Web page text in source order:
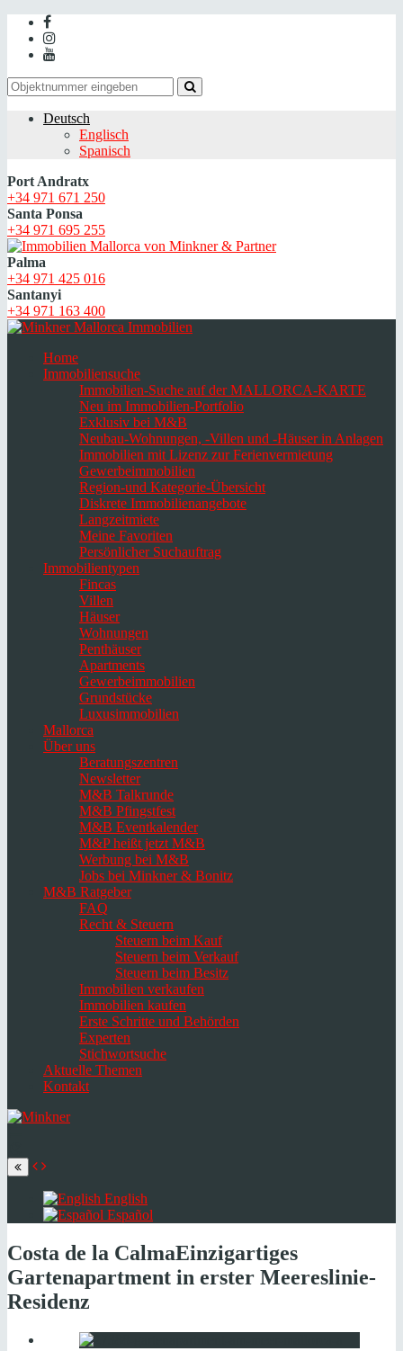
Deutsch
Englisch
Spanisch
Port Andratx
+34 971 671 250
Santa Ponsa
+34 971 695 255
Palma
+34 971 425 016
Santanyi
+34 971 163 400
Home
Immobiliensuche
Immobilien-Suche auf der MALLORCA-KARTE
Neu im Immobilien-Portfolio
Exklusiv bei M&B
Neubau-Wohnungen, -Villen und -Häuser in Anlagen
Immobilien mit Lizenz zur Ferienvermietung
Gewerbeimmobilien
Region-und Kategorie-Übersicht
Diskrete Immobilienangebote
Langzeitmiete
Meine Favoriten
Persönlicher Suchauftrag
Immobilientypen
Fincas
Villen
Häuser
Wohnungen
Penthäuser
Apartments
Gewerbeimmobilien
Grundstücke
Luxusimmobilien
Mallorca
Über uns
Beratungszentren
Newsletter
M&B Talkrunde
M&B Pfingstfest
M&B Eventkalender
M&P heißt jetzt M&B
Werbung bei M&B
Jobs bei Minkner & Bonitz
M&B Ratgeber
FAQ
Recht & Steuern
Steuern beim Kauf
Steuern beim Verkauf
Steuern beim Besitz
Immobilien verkaufen
Immobilien kaufen
Erste Schritte und Behörden
Experten
Stichwortsuche
Aktuelle Themen
Kontakt
language
English
Español
Costa de la CalmaEinzigartiges
Gartenapartment in erster Meereslinie-
Residenz